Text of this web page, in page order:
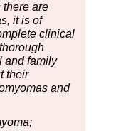
there are
it is of
clinical
and family
their
and